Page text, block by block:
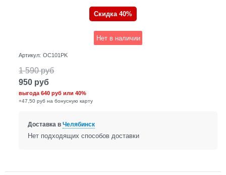
Скидка 40%
Нет в наличии
Артикул: OC101PK
1 590 руб
950 руб
выгода640 руб или40%
+47,50 руб на бонусную карту
Доставка в Челябинск
Нет подходящих способов доставки